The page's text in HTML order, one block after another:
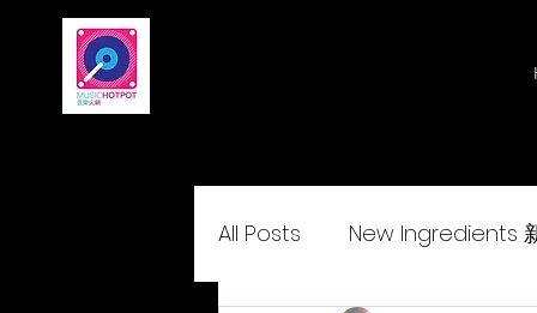
All Posts New Ingredients